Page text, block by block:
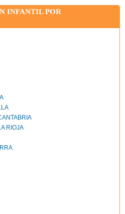
INFANTIL POR
RIOJA